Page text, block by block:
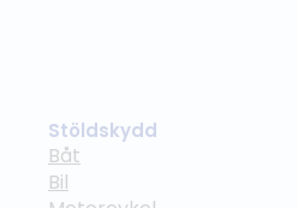
Stöldskydd
Båt
Bil